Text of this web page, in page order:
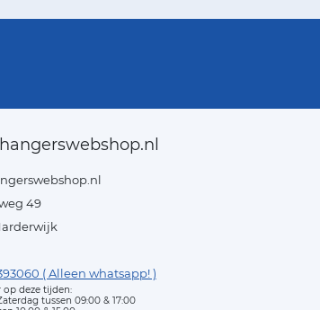
49
( Alleen whatsapp! )
op deze tijden:
tussen 09:00 & 17:00